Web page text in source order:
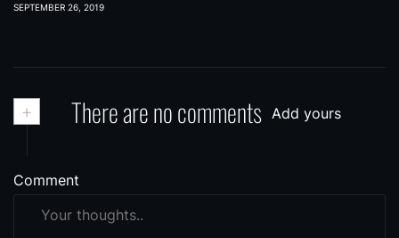
SEPTEMBER 26, 2019
+ There are no comments Add yours
Comment